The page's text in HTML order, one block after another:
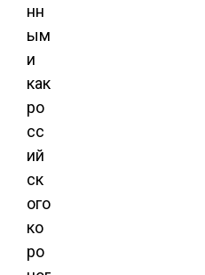
нн
ым
и
как
ро
сс
ий
ск
ого
ко
ро